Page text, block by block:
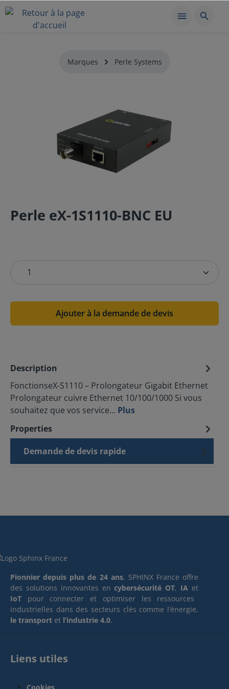
Marques Perle Systems
Perle eX-1S1110-BNC EU
Ajouter à la demande de devis
Description
FonctionseX-S1110 – Prolongateur Gigabit Ethernet
Prolongateur cuivre Ethernet 10/100/1000 Si vous
souhaitez que vos service… Plus
Properties
Demande de devis rapide
Pionnier depuis plus de 24 ans, SPHINX France offre
des solutions innovantes encybersécurité OT, IA et
IoT pour connecter et optimiser les ressources
industrielles dans des secteurs clés comme l’énergie,
le transport et l’industrie 4.0.
Liens utiles